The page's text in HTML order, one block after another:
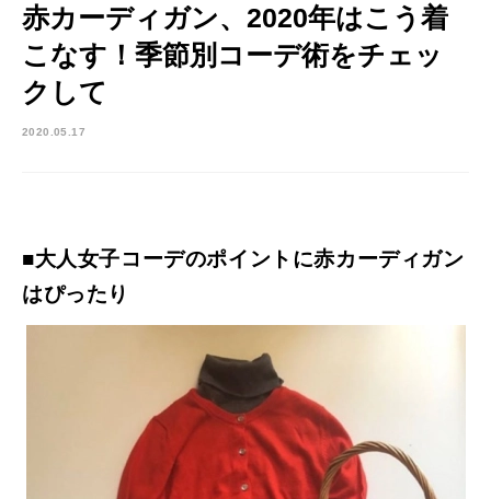
赤カーディガン、2020年はこう着
こなす！季節別コーデ術をチェッ
クして
2020.05.17
■大人女子コーデのポイントに赤カーディガン
はぴったり